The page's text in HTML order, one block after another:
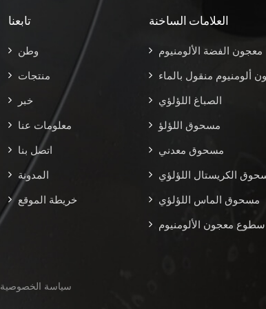
تابعنا
وطن
منتجات
خبر
معلومات عنا
اتصل بنا
المدونة
خريطة الموقع
العلامات الساخنة
معجون الفضة الألومنيوم
ألومنيوم منقول بالماء
الصباغ اللؤلؤي
مسحوق اللؤلؤ
مسحوق معدني
الكريستال اللؤلؤي
مسحوق الماس اللؤلؤي
سطوع معجون الألومنيوم
سياسة الخصوصية